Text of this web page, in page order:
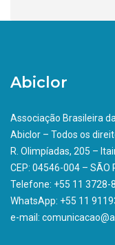
Abiclor
Associação Brasileira
Abiclor – Todos os
R. Olimpíadas, 205 –
CEP: 04546-004 – SÃO
Telefone: +55 11 3728-
WhatsApp: +55 11
e-mail: